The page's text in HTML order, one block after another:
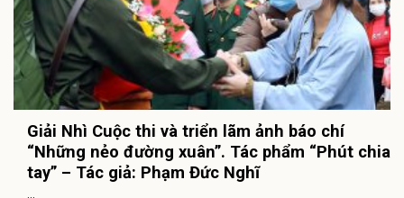
Giải Nhì Cuộc thi và triển lãm ảnh báo chí
“Những nẻo đường xuân”. Tác phẩm “Phút chia
tay” – Tác giả: Phạm Đức Nghĩ